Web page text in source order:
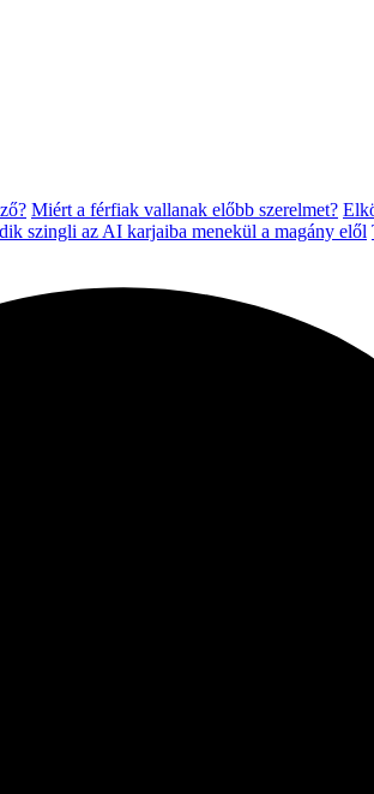
Miért a férfiak vallanak előbb szerelmet?
szingli az AI karjaiba menekül a magány elől